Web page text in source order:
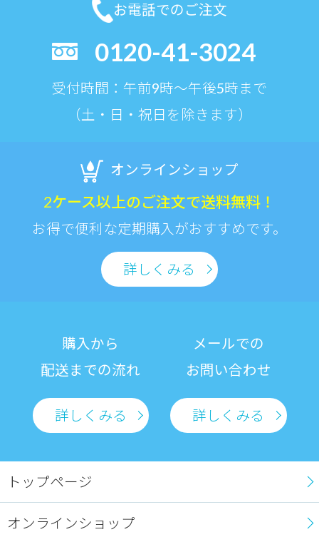
お電話でのご注文
0120-41-3024
受付時間：午前9時〜午後5時まで
（土・日・祝日を除きます）
オンラインショップ
2ケース以上のご注文で送料無料！
お得で便利な定期購入がおすすめです。
詳しくみる
購入から
配送までの流れ
詳しくみる
メールでの
お問い合わせ
詳しくみる
トップページ
オンラインショップ